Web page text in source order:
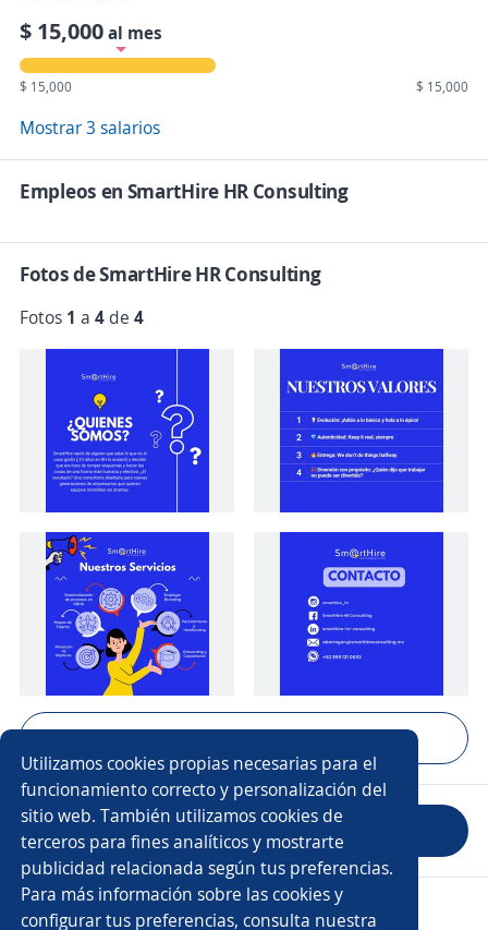
Utilizamos cookies propias necesarias para el
funcionamiento correcto y personalización del
sitio web. También utilizamos cookies de
terceros para fines analíticos y mostrarte
publicidad relacionada según tus preferencias.
Para más información sobre las cookies y
configurar tus preferencias, consulta nuestra
$ 15,000al mes
$ 15,000 $ 15,000
Mostrar 3 salarios
Empleos en SmartHire HR Consulting
Fotos de SmartHire HR Consulting
Fotos 1 a 4 de 4
Evaluar empresa
Copyright 2014 - 2026 DGNET LTD.